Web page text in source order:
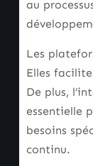
au
Les
Elles
De plus,
essentielle
besoins
continu.